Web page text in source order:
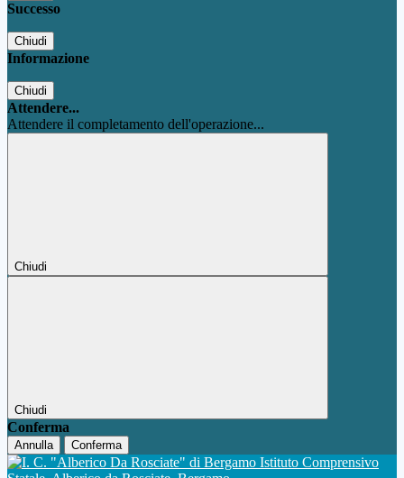
Successo
Chiudi
Informazione
Chiudi
Attendere...
Attendere il completamento dell'operazione...
Chiudi
Chiudi
Conferma
Annulla Conferma
Istituto Comprensivo